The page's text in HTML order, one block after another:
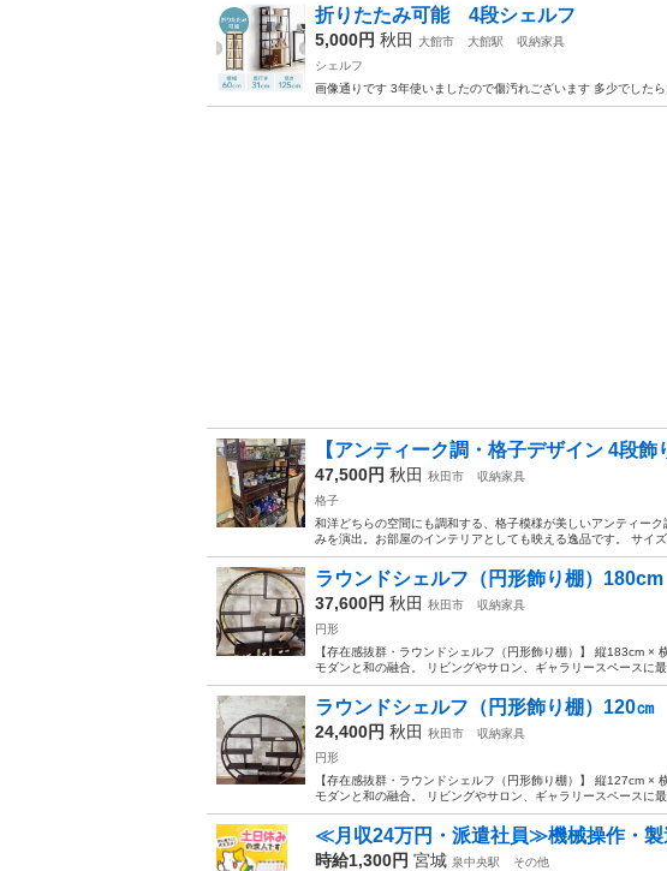
折りたたみ可能 4段シェルフ
5,000円 秋田 大館市 大館駅
収納家具
シェルフ
画像通りです 3年使いましたので傷汚れございます 多少でしたら
【アンティーク調・格子デザイン 4段飾
47,500円 秋田 秋田市
収納家具
格子
和洋どちらの空間にも調和する、格子模様が美しいアンティー
みを演出。お部屋のインテリアとしても映える逸品です。 サイ
ラウンドシェルフ（円形飾り棚）180cm
37,600円 秋田 秋田市
収納家具
円形
【存在感抜群・ラウンドシェルフ（円形飾り棚）】 縦183cm ×
モダンと和の融合。 リビングやサロン、ギャラリースペースに最
ラウンドシェルフ（円形飾り棚）120㎝
24,400円 秋田 秋田市
収納家具
円形
【存在感抜群・ラウンドシェルフ（円形飾り棚）】 縦127cm ×
モダンと和の融合。 リビングやサロン、ギャラリースペースに
≪月収24万円・派遣社員≫機械操作・製
時給1,300円 宮城 泉中央駅 その他